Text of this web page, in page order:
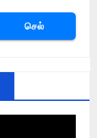
செல்